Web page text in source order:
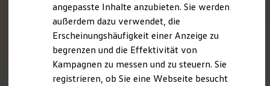
angepasste Inhalte anzubieten. Sie werden
außerdem dazu verwendet, die
Erscheinungshäufigkeit einer Anzeige zu
begrenzen und die Effektivität von
Kampagnen zu messen und zu steuern. Sie
registrieren, ob Sie eine Webseite besucht